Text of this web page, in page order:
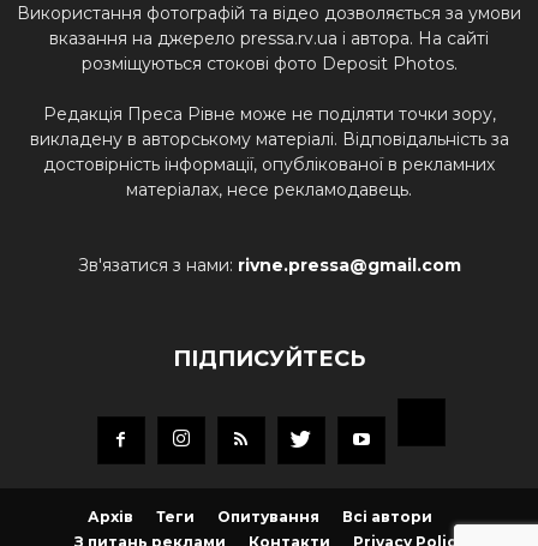
Використання фотографій та відео дозволяється за умови
вказання на джерело pressa.rv.ua і автора. На сайті
розміщуються стокові фото Deposit Photos.
Редакція Преса Рівне може не поділяти точки зору,
викладену в авторському матеріалі. Відповідальність за
достовірність інформації, опублікованої в рекламних
матеріалах, несе рекламодавець.
Зв'язатися з нами: rivne.pressa@gmail.com
ПІДПИСУЙТЕСЬ
Архів Теги Опитування
Всі автори
З питань реклами
Контакти Privacy Policy